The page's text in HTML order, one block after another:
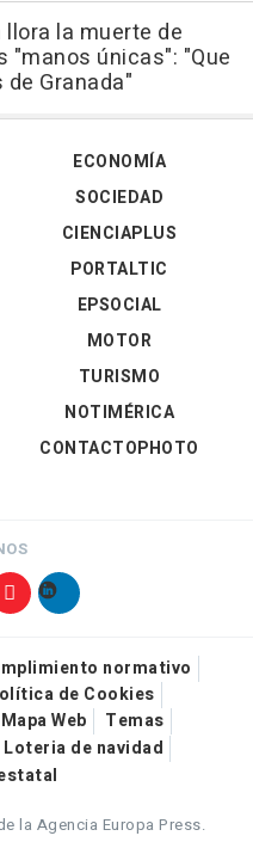
la muerte de
"manos únicas": "Que
Granada"
ECONOMÍA
SOCIEDAD
CIENCIAPLUS
PORTALTIC
EPSOCIAL
MOTOR
TURISMO
NOTIMÉRICA
CONTACTOPHOTO
normativo
de Cookies
Mapa Web
Temas
Loteria de navidad
la Agencia Europa Press.